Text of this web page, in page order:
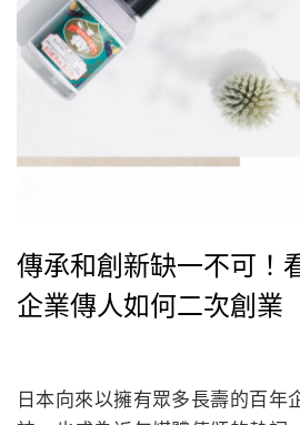
傳承和創新缺一不可！
企業傳人如何二次創業
日本向來以擁有眾多長壽的百年